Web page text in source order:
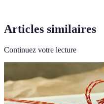
Articles similaires
Continuez votre lecture